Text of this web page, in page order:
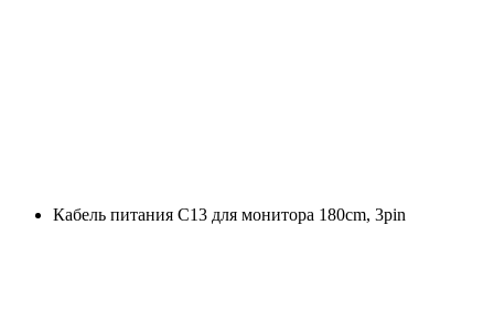
Кабель питания С13 для монитора 180cm, 3pin